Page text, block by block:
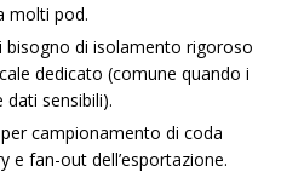
molti pod.
bisogno di isolamento rigoroso
dedicato (comune quando i
sensibili).
campionamento di coda
e fan-out dell’esportazione.